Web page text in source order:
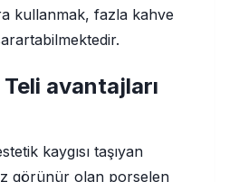
kullanmak, fazla kahve
avantajları
kaygısı taşıyan
görünür olan porselen